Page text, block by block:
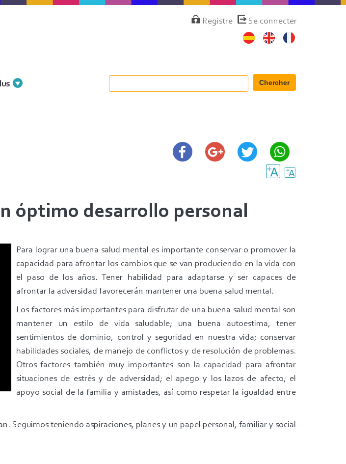
MenúRegistre Se connecter
Chercher
óptimo desarrollo personal
Para lograr una buena salud mental es importante conservar o promover la
capacidad para afrontar los cambios que se van produciendo en la vida con
el paso de los años. Tener habilidad para adaptarse y ser capaces de
afrontar la adversidad favorecerán mantener una buena salud mental.
Los factores más importantes para disfrutar de una buena salud mental son
mantener un estilo de vida saludable; una buena autoestima, tener
sentimientos de dominio, control y seguridad en nuestra vida; conservar
habilidades sociales, de manejo de conflictos y de resolución de problemas.
Otros factores también muy importantes son la capacidad para afrontar
situaciones de estrés y de adversidad; el apego y los lazos de afecto; el
apoyo social de la familia y amistades, así como respetar la igualdad entre
Seguimos teniendo aspiraciones, planes y un papel personal, familiar y social